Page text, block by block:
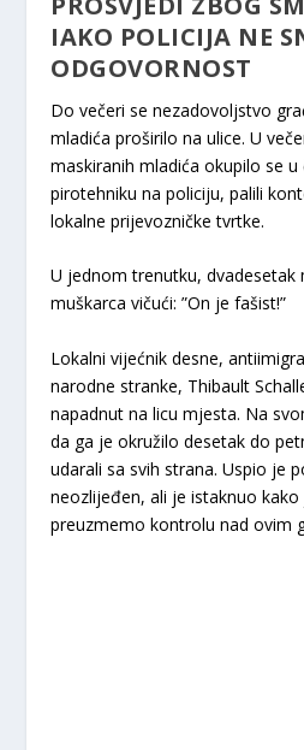
IAKO POLICIJA NE
ODGOVORNOST
Do večeri se nezadovoljstvo
mladića proširilo na ulice. U
maskiranih mladića okupilo se
pirotehniku na policiju, palili
lokalne prijevozničke tvrtke.
U jednom trenutku, dvadesetak
muškarca vičući: ”On je fašist!”
Lokalni vijećnik desne,
narodne stranke, Thibault
napadnut na licu mjesta. Na
da ga je okružilo desetak do
udarali sa svih strana. Uspio je
neozlijeđen, ali je istaknuo
preuzmemo kontrolu nad ovim